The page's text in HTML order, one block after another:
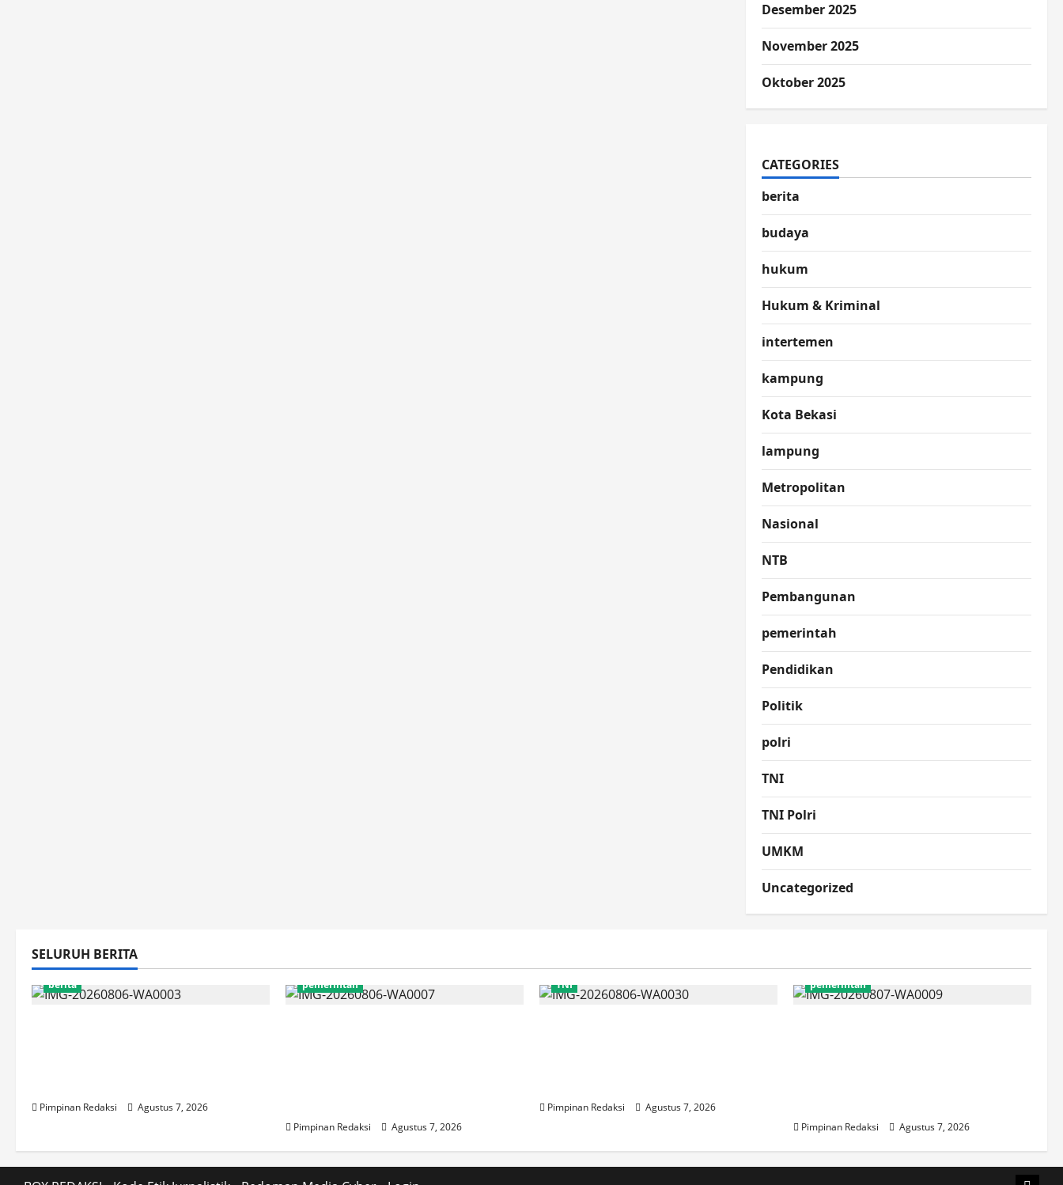
Desember 2025
November 2025
Oktober 2025
CATEGORIES
berita
budaya
hukum
Hukum & Kriminal
intertemen
kampung
Kota Bekasi
lampung
Metropolitan
Nasional
NTB
Pembangunan
pemerintah
Pendidikan
Politik
polri
TNI
TNI Polri
UMKM
Uncategorized
SELURUH BERITA
berita
Pimpinan Redaksi Agustus 7, 2026
pemerintah
Pimpinan Redaksi Agustus 7, 2026
TNI
Pimpinan Redaksi Agustus 7, 2026
pemerintah
Pimpinan Redaksi Agustus 7, 2026